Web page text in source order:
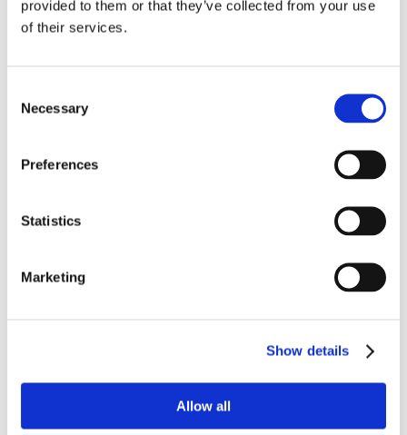
provided to them or that they’ve collected from your use
of their services.
Selection
Necessary
Preferences
Statistics
Marketing
Show details
Allow all
News.